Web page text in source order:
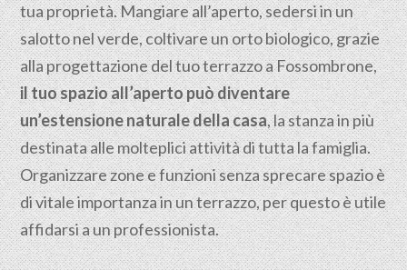
tua proprietà. Mangiare all’aperto, sedersi in un
salotto nel verde, coltivare un orto biologico, grazie
alla progettazione del tuo terrazzo a Fossombrone,
il tuo spazio all’aperto può diventare
un’estensione naturale della casa, la stanza in più
destinata alle molteplici attività di tutta la famiglia.
Organizzare zone e funzioni senza sprecare spazio è
di vitale importanza in un terrazzo, per questo è utile
affidarsi a un professionista.